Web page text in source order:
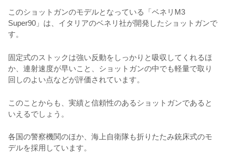
このショットガンのモデルとなっている「ベネリM3
Super90」は、イタリアのベネリ社が開発したショットガンで
す。
固定式のストックは強い反動をしっかりと吸収してくれるほ
か、連射速度が早いこと、ショットガンの中でも軽量で取り
回しのよい点などが評価されています。
このことからも、実績と信頼性のあるショットガンであると
いえるでしょう。
各国の警察機関のほか、海上自衛隊も折りたたみ銃床式のモ
デルを採用しています。